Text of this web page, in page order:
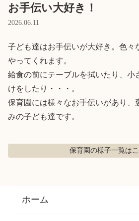
お手伝い大好き！
2026.06.11
子ども達はお手伝いが大好き。色々
やってくれます。
給食の前にテーブルを拭いたり、小
けをしたり・・・。
保育園には様々なお手伝いがあり、
みの子ども達です。
保育園の様子一覧は
ホーム